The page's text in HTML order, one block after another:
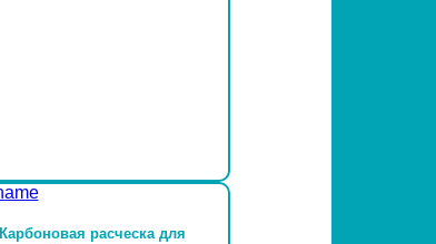
Карбоновая расческа для